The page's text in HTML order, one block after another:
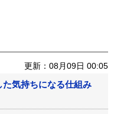
更新：08月09日 00:05
た気持ちになる仕組み